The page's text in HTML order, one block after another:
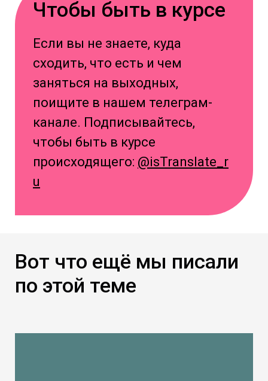
Чтобы быть в курсе
Если вы не знаете, куда
сходить, что есть и чем
заняться на выходных,
поищите в нашем телеграм-
канале. Подписывайтесь,
чтобы быть в курсе
происходящего: @isTranslate_r
u
Вот что ещё мы писали
по этой теме